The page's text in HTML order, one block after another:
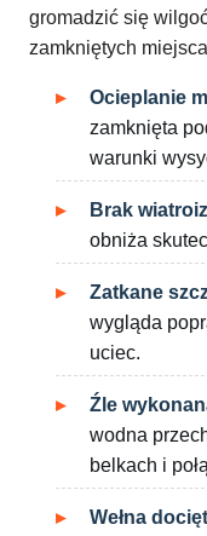
gromadzić się
zamkniętych
Ocieplanie
zamknięta
warunki
Brak
obniża
Zatkane
wygląda
uciec.
Źle
wodna
belkach i
Wełna